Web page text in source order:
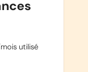
utilisé